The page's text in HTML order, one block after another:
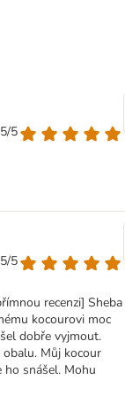
5
5
recenzi] Sheba
kocourovi moc
dobře vyjmout.
obalu. Můj kocour
ho snášel. Mohu